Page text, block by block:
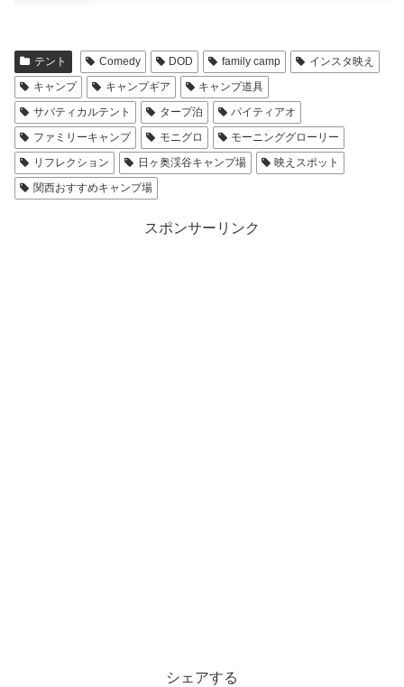
テント Comedy DOD family camp
インスタ映え
キャンプ
キャンプギア
キャンプ道具
サバティカルテント
タープ泊
パイティアオ
ファミリーキャンプ
モニグロ
モーニンググローリー
リフレクション
日ヶ奥渓谷キャンプ場
映えスポット
関西おすすめキャンプ場
スポンサーリンク
シェアする